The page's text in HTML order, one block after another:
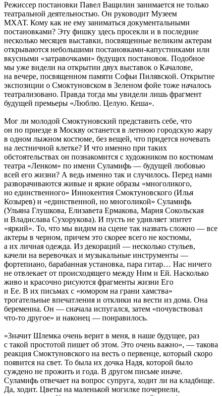
Режиссер постановки Павел Ващилин занимается не только
театральной деятельностью. Он руководит Музеем
МХАТ. Кому как не ему заниматься документальными
постановками? Эту фишку здесь просекли и в последние
несколько месяцев выставки, посвященные великим актерам
открываются небольшими постановками-капустниками или
вкусными «затравочками» будущих постановок. Подобное
мы уже видели на открытии двух выставок о Качалове,
на вечере, посвященном памяти Софьи Пилявской. Открытие
экспозиции о Смоктуновском в Зеленом фойе тоже началось
театрализовано. Правда тогда мы увидели лишь фрагмент
будущей премьеры «Люблю. Целую. Кеша».
Мог ли молодой Смоктуновский представить себе, что
он по приезде в Москву останется в летнюю городскую жару
в одном лыжном костюме, без вещей, что придется ночевать
на лестничной клетке? И что именно при таких
обстоятельствах он познакомится с художником по костюмам
театра «Ленком» по имени Суламифь — будущей любовью
всей его жизни? А ведь именно так и случилось. Перед нами
разворачиваются живые и яркие образы «многоликого,
но единственного» Иннокентия Смоктуновского (Илья
Козырев) и «единственной, но многоликой» Суламифь
(Ульяна Глушкова, Елизавета Ермакова, Мария Сокольская
и Владислава Сухорукова). И пусть не удивляет эпитет
«яркий». То, что мы видим на сцене так назвать сложно — все
актеры в черном, причем это скорее всего не костюмы,
а их личная одежда. Из декораций — несколько стульев,
качели на веревочках и музыкальные инструменты —
фортепиано, барабанная установка, пара гитар… Нас ничего
не отвлекает от происходящего между Ним и Ей. Насколько
живо и красочно рисуются фрагменты жизни Его
и Ее. В их письмах с «юмором на грани хамства»
трогательные впечатления и отклики на вести из дома. Она
беременна. Он — сначала испугался, затем «почувствовал
что-то другое» и наконец — понравилось.
«Значит Шлемка очень верит в меня, в наше будущее, раз
с такой простотой пишет об этом. Это очень важно», — такова
реакция Смоктуновского на весть о первенце, который скоро
появится на свет. То была их дочка Надя, которой было
суждено не прожить и года. В другом письме иначе.
Суламифь отвечает на вопрос супруга, ходит ли на кладбище.
Да, ходит. Цветы на маленькой могилке почернели,